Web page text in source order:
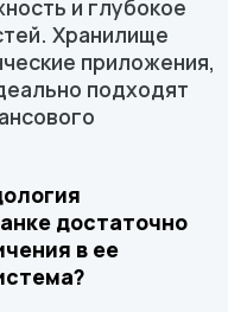
и глубокое
Хранилище
приложения,
подходят
достаточно
в ее